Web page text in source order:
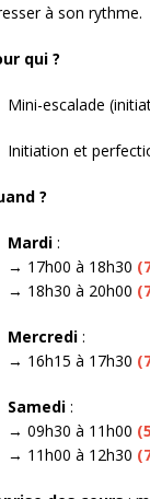
à son rythme.
qui ?
Mini-escalade
Initiation et
?
Mardi:
→ 17h00 à 18h30
→ 18h30 à 20h00
Mercredi:
→ 16h15 à 17h30
Samedi:
→ 09h30 à 11h00
→ 11h00 à 12h30